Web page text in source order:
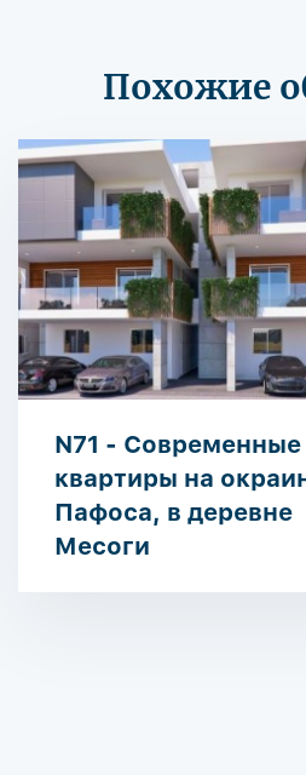
Похожие
N71 - Современные
квартиры на
Пафоса, в деревне
Месоги